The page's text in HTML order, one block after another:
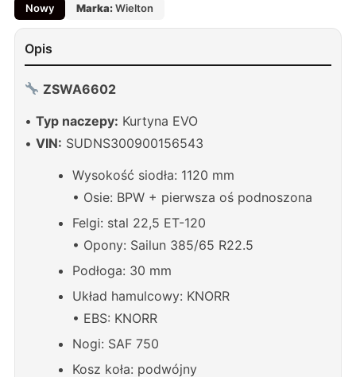
Nowy Marka:Wielton
Opis
ZSWA6602
• Typ naczepy: Kurtyna EVO
• VIN: SUDNS300900156543
Wysokość siodła: 1120 mm
• Osie: BPW + pierwsza oś podnoszona
Felgi: stal 22,5 ET-120
• Opony: Sailun 385/65 R22.5
Podłoga: 30 mm
Układ hamulcowy: KNORR
• EBS: KNORR
Nogi: SAF 750
Kosz koła: podwójny